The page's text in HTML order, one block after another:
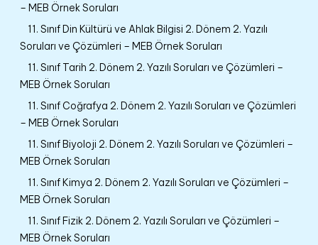
– MEB Örnek Soruları
11. Sınıf Din Kültürü ve Ahlak Bilgisi 2. Dönem 2. Yazılı
Soruları ve Çözümleri – MEB Örnek Soruları
11. Sınıf Tarih 2. Dönem 2. Yazılı Soruları ve Çözümleri –
MEB Örnek Soruları
11. Sınıf Coğrafya 2. Dönem 2. Yazılı Soruları ve Çözümleri
– MEB Örnek Soruları
11. Sınıf Biyoloji 2. Dönem 2. Yazılı Soruları ve Çözümleri –
MEB Örnek Soruları
11. Sınıf Kimya 2. Dönem 2. Yazılı Soruları ve Çözümleri –
MEB Örnek Soruları
11. Sınıf Fizik 2. Dönem 2. Yazılı Soruları ve Çözümleri –
MEB Örnek Soruları